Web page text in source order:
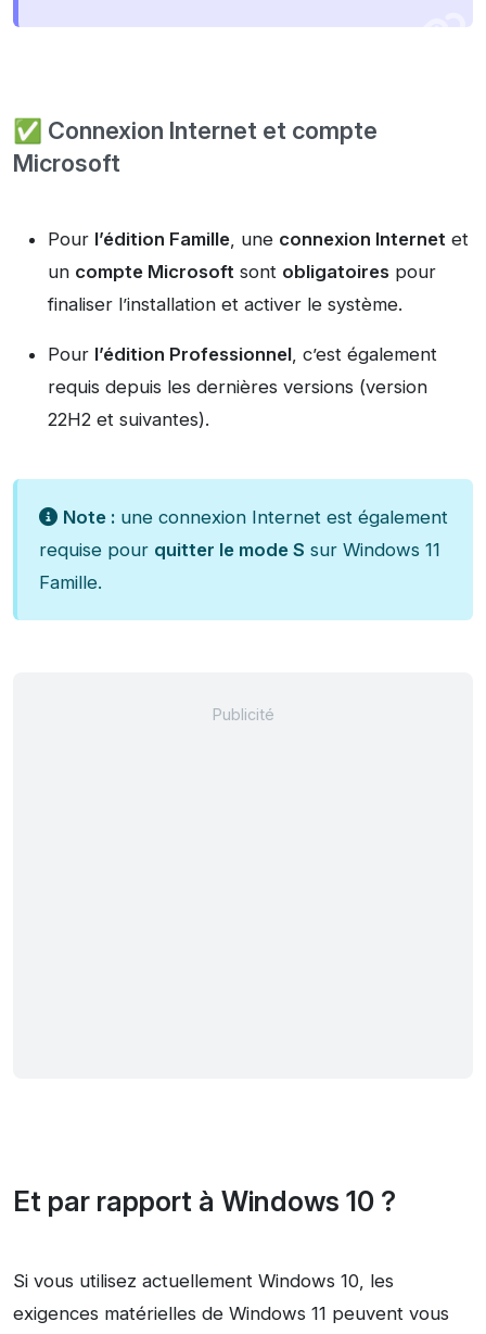
✅ Connexion Internet et compte
Microsoft
Pour l’édition Famille, une connexion Internet et
un compte Microsoft sont obligatoires pour
finaliser l’installation et activer le système.
Pour l’édition Professionnel, c’est également
requis depuis les dernières versions (version
22H2 et suivantes).
Note : une connexion Internet est également
requise pour quitter le mode S sur Windows 11
Famille.
Et par rapport à Windows 10 ?
Si vous utilisez actuellement Windows 10, les
exigences matérielles de Windows 11 peuvent vous